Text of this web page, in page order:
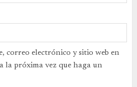
correo electrónico y sitio web en
la próxima vez que haga un